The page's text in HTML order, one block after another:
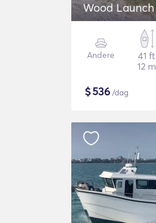
Wood Launch
Andere
41 ft
12 m
$536/dag